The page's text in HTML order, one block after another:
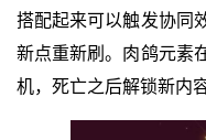
搭配起来可以触发协同
新点重新刷。肉鸽元素
机，死亡之后解锁新内